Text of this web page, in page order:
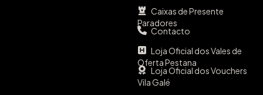
Caixas de Presente
Paradores
Contacto
Loja Oficial dos Vales de
Oferta Pestana
Loja Oficial dos Vouchers
Vila Galé